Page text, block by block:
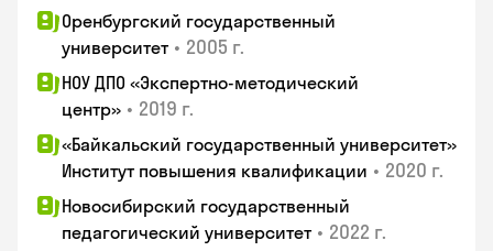
Оренбургский государственный
университет • 2005 г.
НОУ ДПО «Экспертно-методический
центр» • 2019 г.
«Байкальский государственный университет»
Институт повышения квалификации • 2020 г.
Новосибирский государственный
педагогический университет • 2022 г.